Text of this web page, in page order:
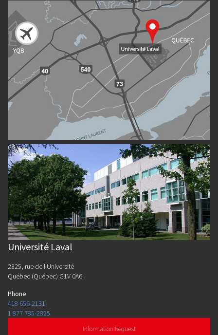
Université Laval
2325, rue de l'Université
Québec (Québec) G1V 0A6
Phone:
418 656-2131
1 877 785-2825
Information Request